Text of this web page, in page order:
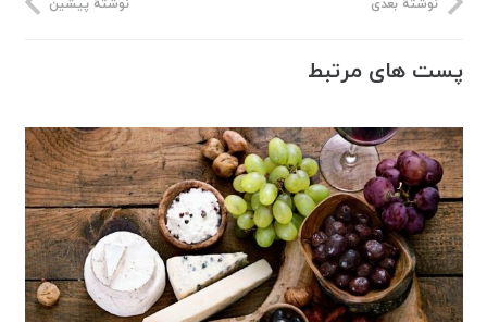
نوشتهٔ پیشین نوشتهٔ بعدی
پست های مرتبط